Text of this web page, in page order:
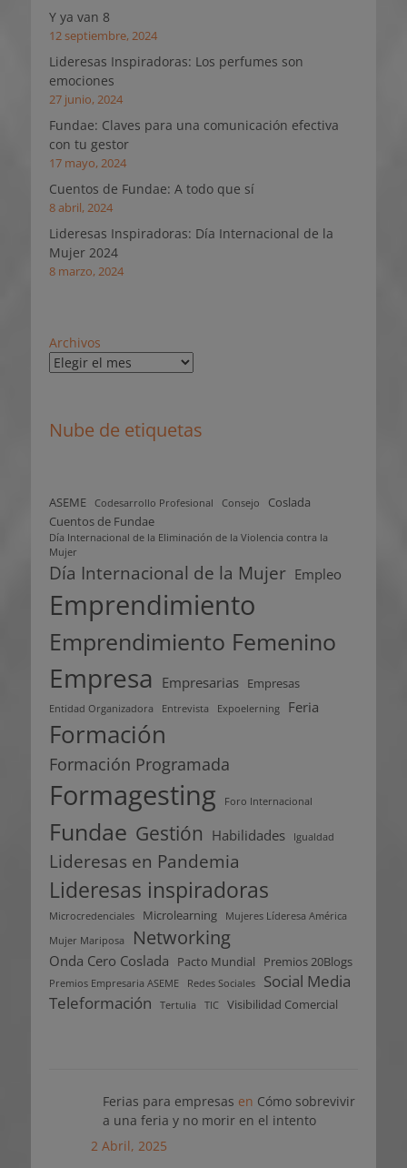
Y ya van 8
12 septiembre, 2024
Lideresas Inspiradoras: Los perfumes son
emociones
27 junio, 2024
Fundae: Claves para una comunicación efectiva
con tu gestor
17 mayo, 2024
Cuentos de Fundae: A todo que sí
8 abril, 2024
Lideresas Inspiradoras: Día Internacional de la
Mujer 2024
8 marzo, 2024
Archivos
Nube de etiquetas
ASEME Codesarrollo Profesional Consejo
Coslada
Cuentos de Fundae
Día Internacional de la Eliminación de la Violencia contra la
Mujer
Día Internacional de la Mujer Empleo
Emprendimiento
Emprendimiento Femenino
Empresa Empresarias Empresas
Entidad Organizadora Entrevista Expoelerning Feria
Formación
Formación Programada
Formagesting Foro Internacional
Fundae Gestión Habilidades Igualdad
Lideresas en Pandemia
Lideresas inspiradoras
Microcredenciales Microlearning
Mujeres Líderesa América
Mujer Mariposa
Networking
Onda Cero Coslada Pacto Mundial Premios 20Blogs
Premios Empresaria ASEME Redes Sociales
Social Media
Teleformación
Tertulia TIC Visibilidad Comercial
Ferias para empresas en Cómo sobrevivir
a una feria y no morir en el intento
2 Abril, 2025